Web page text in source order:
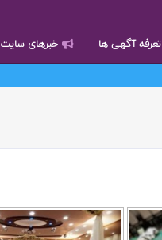
تعرفه آگهی ها خبرهای سایت